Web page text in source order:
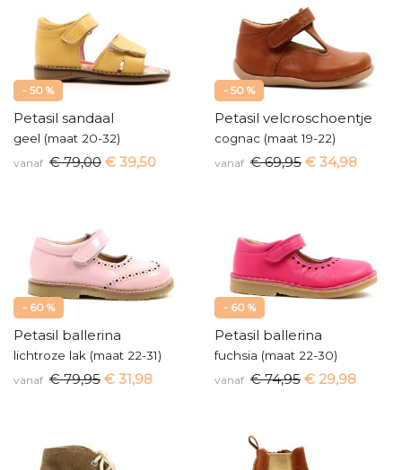
- 50 %
Petasil sandaal
geel (maat 20-32)
vanaf € 79,00 € 39,50
- 50 %
Petasil velcroschoentje
cognac (maat 19-22)
vanaf € 69,95 € 34,98
- 60 %
Petasil ballerina
lichtroze lak (maat 22-31)
vanaf € 79,95 € 31,98
- 60 %
Petasil ballerina
fuchsia (maat 22-30)
vanaf € 74,95 € 29,98